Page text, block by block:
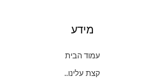
מידע
עמוד הבית
קצת עלינו..